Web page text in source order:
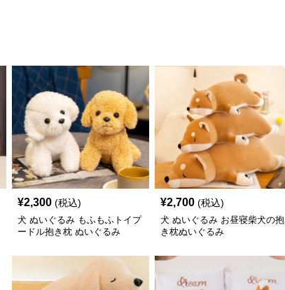
¥2,300 (税込)
犬 ぬいぐるみ もふもふトイプ
ードル抱き枕 ぬいぐるみ
¥2,700 (税込)
犬 ぬいぐるみ お昼寝柴犬の抱
き枕ぬいぐるみ